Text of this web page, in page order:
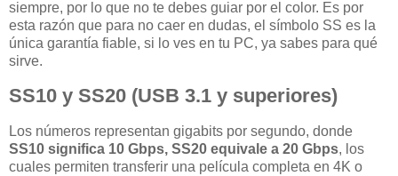
siempre, por lo que no te debes guiar por el color. Es por
esta razón que para no caer en dudas, el símbolo SS es la
única garantía fiable, si lo ves en tu PC, ya sabes para qué
sirve.
SS10 y SS20 (USB 3.1 y superiores)
Los números representan gigabits por segundo, donde
SS10 significa 10 Gbps, SS20 equivale a 20 Gbps, los
cuales permiten transferir una película completa en 4K o